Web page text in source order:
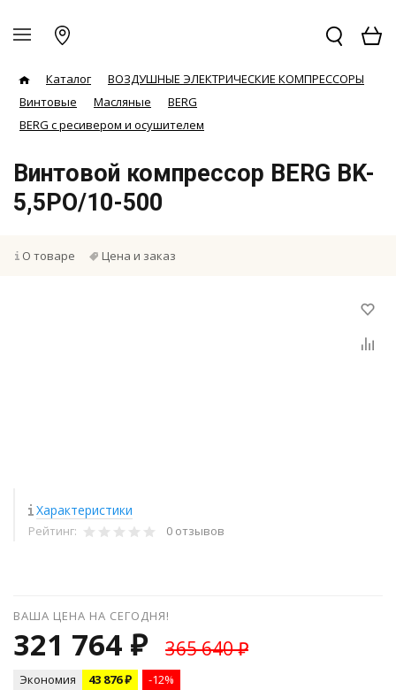
Каталог
ВОЗДУШНЫЕ ЭЛЕКТРИЧЕСКИЕ КОМПРЕССОРЫ
Винтовые
Масляные
BERG
BERG с ресивером и осушителем
Винтовой компрессор BERG BK-
5,5PO/10-500
О товаре Цена и заказ
Характеристики
Рейтинг: 0 отзывов
ВАША ЦЕНА НА СЕГОДНЯ!
321 764 ₽ 365 640 ₽
Экономия 43 876 ₽
-12%